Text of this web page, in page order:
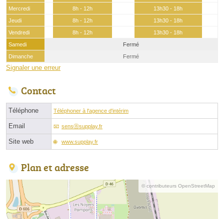
Mercredi
8h - 12h
13h30 - 18h
Jeudi
8h - 12h
13h30 - 18h
Vendredi
8h - 12h
13h30 - 18h
Samedi
Fermé
Dimanche
Fermé
Signaler une erreur
Contact
Téléphone Téléphoner à l'agence d'intérim
Email sensⓐsupplay.fr
Site web www.supplay.fr
Plan et adresse
© contributeurs OpenStreetMap